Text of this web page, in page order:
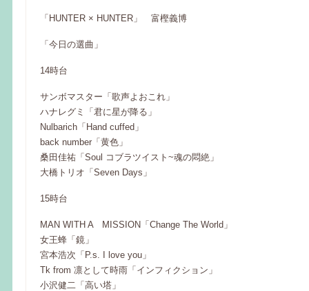
「HUNTER × HUNTER」 富樫義博
「今日の選曲」
14時台
サンボマスター「歌声よおこれ」
ハナレグミ「君に星が降る」
Nulbarich「Hand cuffed」
back number「黄色」
桑田佳祐「Soul コブラツイスト~魂の悶絶」
大橋トリオ「Seven Days」
15時台
MAN WITH A MISSION「Change The World」
女王蜂「鏡」
宮本浩次「P.s. I love you」
Tk from 凛として時雨「インフィクション」
小沢健二「高い塔」